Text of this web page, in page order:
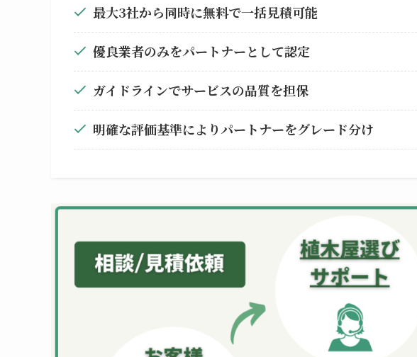
最大3社から同時に無料で一括見積可能
優良業者のみをパートナーとして認定
ガイドラインでサービスの品質を担保
明確な評価基準によりパートナーをグレード分け